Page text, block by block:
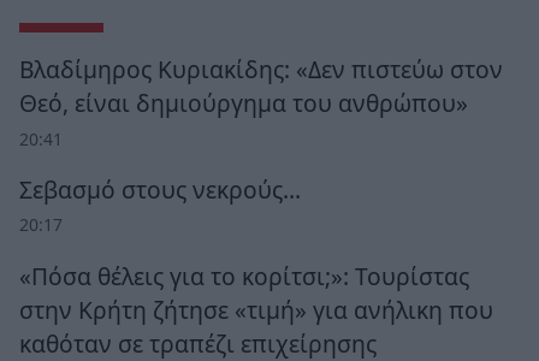
Βλαδίμηρος Κυριακίδης: «Δεν πιστεύω στον
Θεό, είναι δημιούργημα του ανθρώπου»
20:41
Σεβασμό στους νεκρούς…
20:17
«Πόσα θέλεις για το κορίτσι;»: Τουρίστας
στην Κρήτη ζήτησε «τιμή» για ανήλικη που
καθόταν σε τραπέζι επιχείρησης